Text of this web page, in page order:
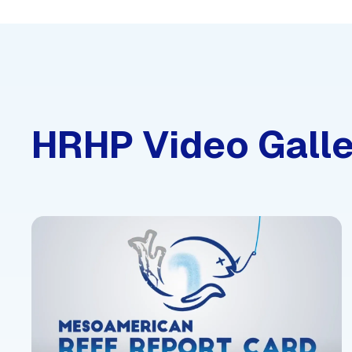
HRHP Video